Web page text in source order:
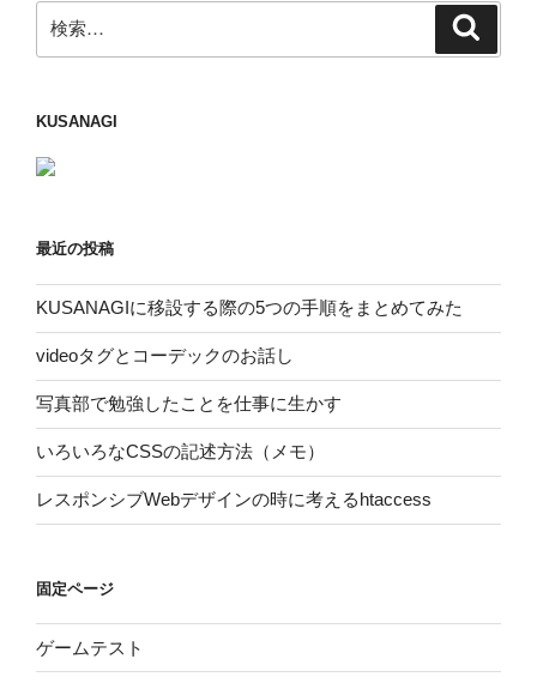
シ
索:
KUSANAGI
最近の投稿
KUSANAGIに移設する際の5つの手順をまとめてみた
videoタグとコーデックのお話し
写真部で勉強したことを仕事に生かす
いろいろなCSSの記述方法（メモ）
レスポンシブWebデザインの時に考えるhtaccess
固定ページ
ゲームテスト